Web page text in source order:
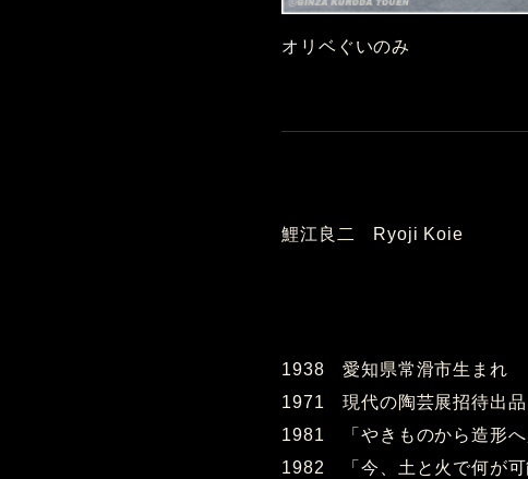
オリベぐいのみ
鯉江良二 Ryoji Koie
1938 愛知県常滑市生まれ
1971 現代の陶芸展招待出品
1981 「やきものから造形へ
1982 「今、土と火で何が可